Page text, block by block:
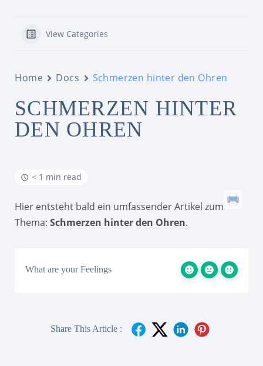
View Categories
Home Docs Schmerzen hinter den Ohren
SCHMERZEN HINTER
DEN OHREN
< 1 min read
Hier entsteht bald ein umfassender Artikel zum
Thema: Schmerzen hinter den Ohren.
What are your Feelings
Share This Article :